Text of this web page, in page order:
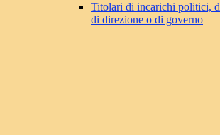
Titolari di incarichi politici,
di direzione o di governo